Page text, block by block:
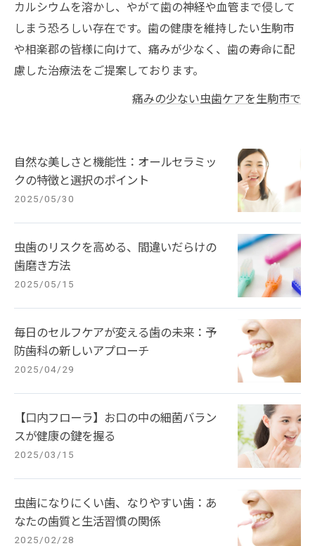
カルシウムを溶かし、やがて歯の神経や血管まで侵して
しまう恐ろしい存在です。歯の健康を維持したい生駒市
や相楽郡の皆様に向けて、痛みが少なく、歯の寿命に配
慮した治療法をご提案しております。
痛みの少ない虫歯ケアを生駒市で
自然な美しさと機能性：オールセラミッ
クの特徴と選択のポイント
2025/05/30
虫歯のリスクを高める、間違いだらけの
歯磨き方法
2025/05/15
毎日のセルフケアが変える歯の未来：予
防歯科の新しいアプローチ
2025/04/29
【口内フローラ】お口の中の細菌バラン
スが健康の鍵を握る
2025/03/15
虫歯になりにくい歯、なりやすい歯：あ
なたの歯質と生活習慣の関係
2025/02/28